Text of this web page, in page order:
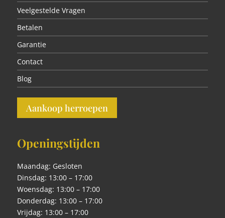
Veelgestelde Vragen
Betalen
Garantie
Contact
Blog
Aankoop herroepen
Openingstijden
Maandag: Gesloten
Dinsdag: 13:00 – 17:00
Woensdag: 13:00 – 17:00
Donderdag: 13:00 – 17:00
Vrijdag: 13:00 – 17:00